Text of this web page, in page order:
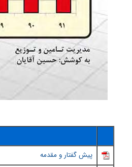
پيش گفتار و مقدمه